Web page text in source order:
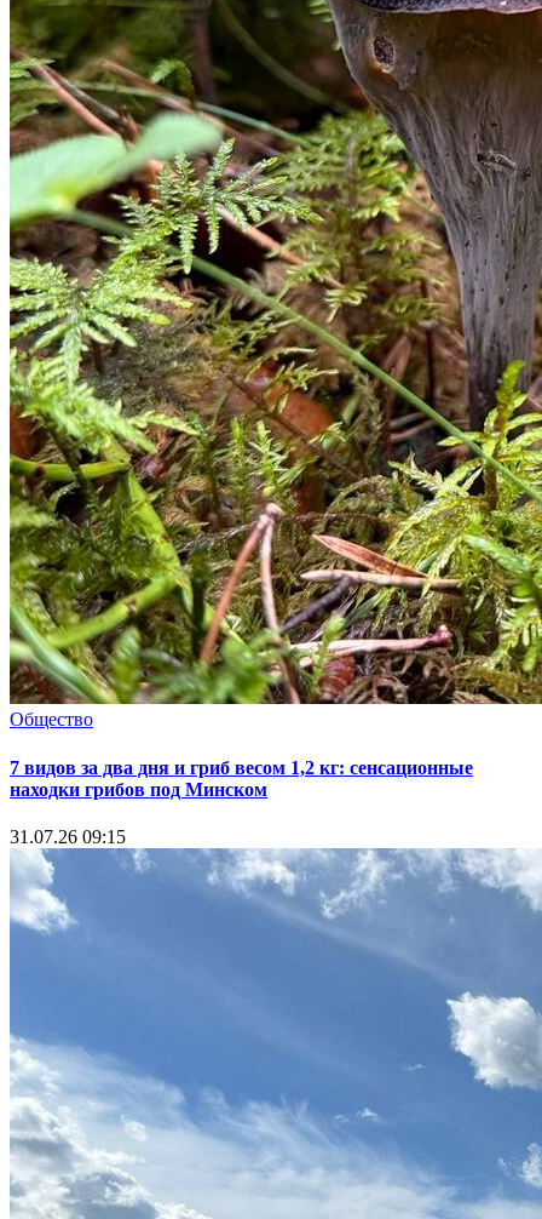
Общество
7 видов за два дня и гриб весом 1,2 кг: сенсационные
находки грибов под Минском
31.07.26 09:15